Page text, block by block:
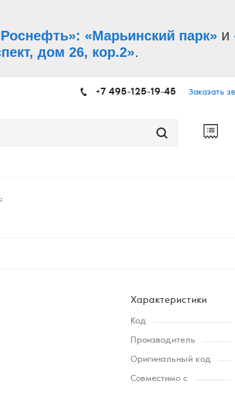
«Марьинский парк» и
дом 26, кор.2».
+7 495-125-19-45 Заказать
Характеристики
Код
Производитель
Оригинальный код
Совместимо с